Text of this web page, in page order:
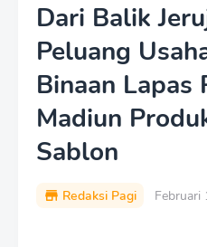
Dari Balik
Peluang
Binaan Lapas
Madiun
Sablon
Redaksi Pagi Februari